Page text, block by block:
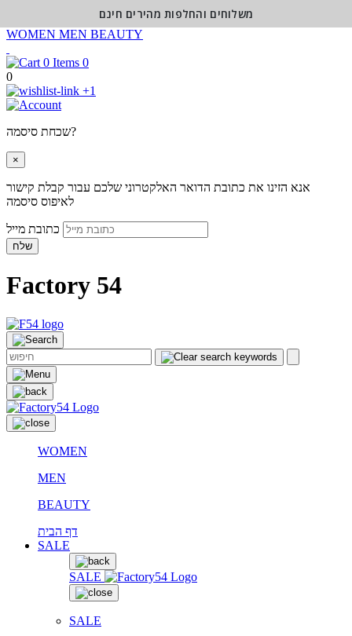
WOMEN MEN BEAUTY
0
0
+1
שכחת סיסמה?
×
אנא הזינו את כתובת הדואר האלקטרוני שלכם עבור קבלת קישור
לאיפוס סיסמה
שלח
Factory 54
WOMEN
MEN
BEAUTY
דף הבית
SALE
SALE
SALE
משלוחים והחלפות מהירים חינם